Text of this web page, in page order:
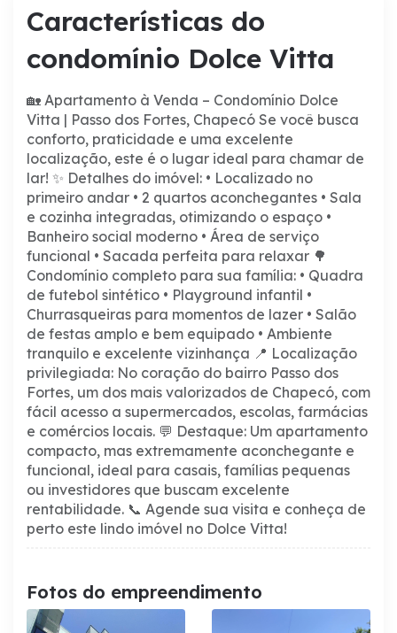
Características do
condomínio Dolce Vitta
🏡 Apartamento à Venda – Condomínio Dolce
Vitta | Passo dos Fortes, Chapecó Se você busca
conforto, praticidade e uma excelente
localização, este é o lugar ideal para chamar de
lar! ✨ Detalhes do imóvel: • Localizado no
primeiro andar • 2 quartos aconchegantes • Sala
e cozinha integradas, otimizando o espaço •
Banheiro social moderno • Área de serviço
funcional • Sacada perfeita para relaxar 🌳
Condomínio completo para sua família: • Quadra
de futebol sintético • Playground infantil •
Churrasqueiras para momentos de lazer • Salão
de festas amplo e bem equipado • Ambiente
tranquilo e excelente vizinhança 📍 Localização
privilegiada: No coração do bairro Passo dos
Fortes, um dos mais valorizados de Chapecó, com
fácil acesso a supermercados, escolas, farmácias
e comércios locais. 💬 Destaque: Um apartamento
compacto, mas extremamente aconchegante e
funcional, ideal para casais, famílias pequenas
ou investidores que buscam excelente
rentabilidade. 📞 Agende sua visita e conheça de
perto este lindo imóvel no Dolce Vitta!
Fotos do empreendimento